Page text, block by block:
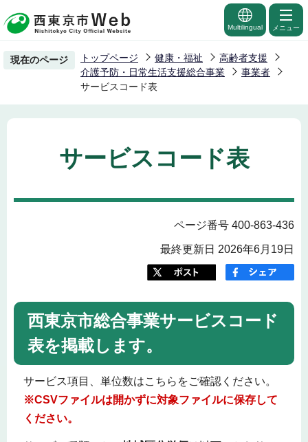
の
ー
の
先
Multilingual メニュー
現在のページ トップページ 健康・福祉
高齢者支援
介護予防・日常生活支援総合事業
事業者
サービスコード表
サービスコード表
ページ番号 400-863-436
最終更新日 2026年6月19日
西東京市総合事業サービスコード
表を掲載します。
サービス項目、単位数はこちらをご確認ください。
※CSVファイルは開かずに対象ファイルに保存して
ください。